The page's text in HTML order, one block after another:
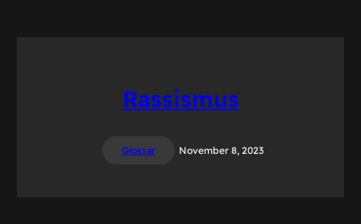
Rassismus
Glossar November 8, 2023